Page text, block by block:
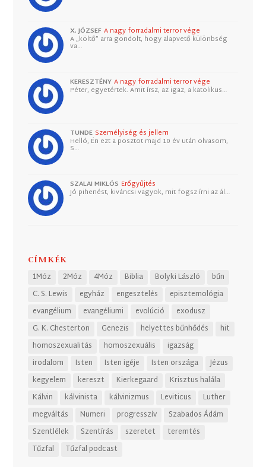
X. JÓZSEF A nagy forradalmi terror vége
A „költő” arra gondolt, hogy alapvető különbség
va…
KERESZTÉNY A nagy forradalmi terror vége
Péter, egyetértek. Amit írsz, az igaz, a katolikus…
TUNDE Személyiség és jellem
Helló, Én ezt a posztot majd 10 év után olvasom,
S…
SZALAI MIKLÓS Erőgyűjtés
Jó pihenést, kiváncsi vagyok, mit fogsz írni az ál…
CÍMKÉK
1Móz 2Móz 4Móz Biblia Bolyki László
bűn
C. S. Lewis
egyház engesztelés
episztemológia
evangélium
evangéliumi evolúció
exodusz
G. K. Chesterton
Genezis helyettes bűnhődés
hit
homoszexualitás
homoszexuális
igazság
irodalom
Isten Isten igéje Isten országa
Jézus
kegyelem
kereszt Kierkegaard
Krisztus halála
Kálvin
kálvinista kálvinizmus Leviticus
Luther
megváltás
Numeri progresszív
Szabados Ádám
Szentlélek
Szentírás szeretet
teremtés
Tűzfal
Tűzfal podcast